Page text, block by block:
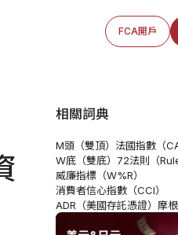
FCA開戶
相關詞典
M頭（雙頂） 法國指數（
W底（雙底） 72法則（
威廉指標（W%R）
消費者信心指數（CCI）
ADR（美國存託憑證） 摩